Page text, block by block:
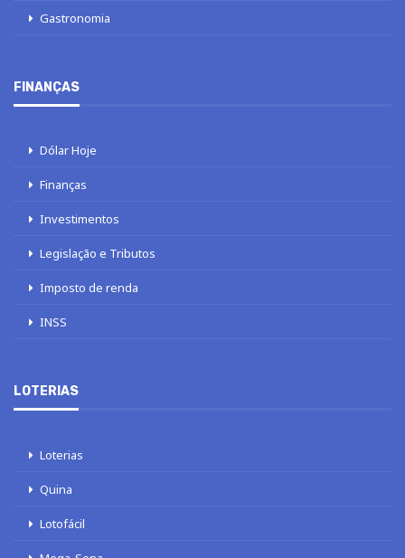
Gastronomia
FINANÇAS
Dólar Hoje
Finanças
Investimentos
Legislação e Tributos
Imposto de renda
INSS
LOTERIAS
Loterias
Quina
Lotofácil